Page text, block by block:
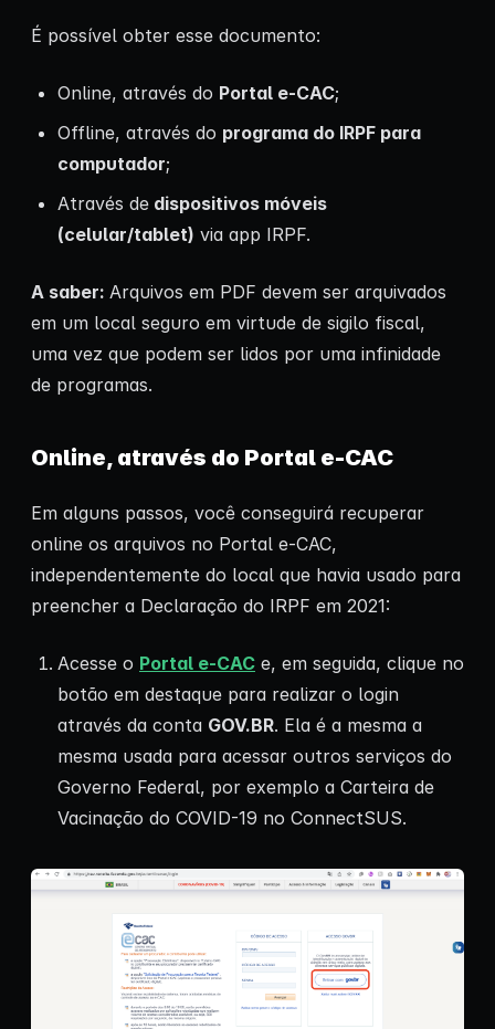
É possível obter esse documento:
Online, através do Portal e-CAC;
Offline, através do programa do IRPF para
computador;
Através de dispositivos móveis
(celular/tablet) via app IRPF.
A saber: Arquivos em PDF devem ser arquivados
em um local seguro em virtude de sigilo fiscal,
uma vez que podem ser lidos por uma infinidade
de programas.
Online, através do Portal e-CAC
Em alguns passos, você conseguirá recuperar
online os arquivos no Portal e-CAC,
independentemente do local que havia usado para
preencher a Declaração do IRPF em 2021:
Acesse o Portal e-CAC e, em seguida, clique no
botão em destaque para realizar o login
através da conta GOV.BR. Ela é a mesma a
mesma usada para acessar outros serviços do
Governo Federal, por exemplo a Carteira de
Vacinação do COVID-19 no ConnectSUS.